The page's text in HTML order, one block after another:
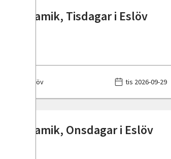
Keramik, Tisdagar i Eslöv
Eslöv tis 2026-09-29
Keramik, Onsdagar i Eslöv